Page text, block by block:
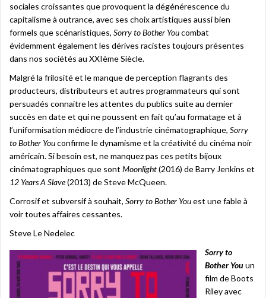
sociales croissantes que provoquent la dégénérescence du
capitalisme à outrance, avec ses choix artistiques aussi bien
formels que scénaristiques, Sorry to Bother Youcombat
évidemment également les dérives racistes toujours présentes
dans nos sociétés au XXIème Siècle.
Malgré la frilosité et le manque de perception flagrants des
producteurs, distributeurs et autres programmateurs qui sont
persuadés connaitre les attentes du publics suite au dernier
succès en date et qui ne poussent en fait qu’au formatage et à
l’uniformisation médiocre de l’industrie cinématographique, Sorry
to Bother Youconfirme le dynamisme et la créativité du cinéma noir
américain. Si besoin est, ne manquez pas ces petits bijoux
cinématographiques que sont Moonlight(2016) de Barry Jenkins et
12 Years A Slave(2013) de Steve McQueen.
Corrosif et subversif à souhait, Sorry to Bother Youest une fable à
voir toutes affaires cessantes.
Steve Le Nedelec
Sorry to
Bother Youun
film de Boots
Riley avec